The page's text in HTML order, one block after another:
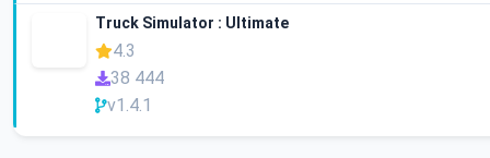
Truck Simulator : Ultimate
4.3
38 444
v1.4.1